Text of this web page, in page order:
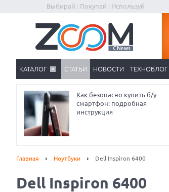
Выбирай : Покупай : Используй
КАТАЛОГ СТАТЬИ НОВОСТИ ТЕХНОБЛОГ
Как безопасно купить б/у
смартфон: подробная
инструкция
Главная Ноутбуки Dell Inspiron 6400
Dell Inspiron 6400